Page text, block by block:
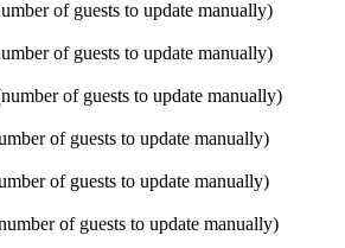
of guests to update manually)
of guests to update manually)
of guests to update manually)
of guests to update manually)
of guests to update manually)
of guests to update manually)